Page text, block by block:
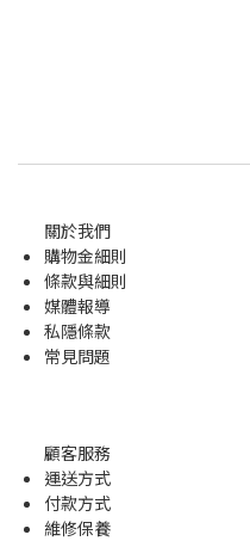
關於我們
購物金細則
條款與細則
媒體報導
私隱條款
常見問題
顧客服務
運送方式
付款方式
維修保養